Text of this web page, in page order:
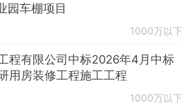
园车棚项目
1000万以下
程有限公司中标2026年4月中标
用房装修工程施工工程
1000万以下